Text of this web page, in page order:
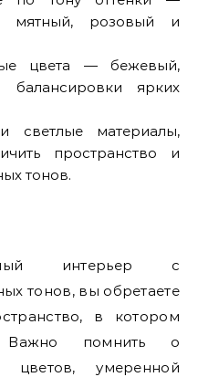
мятный, розовый и
цвета — бежевый,
ярких
светлые материалы,
пространство и
тонов.
интерьер с
тонов, вы обретаете
в котором
Важно помнить о
цветов, умеренной